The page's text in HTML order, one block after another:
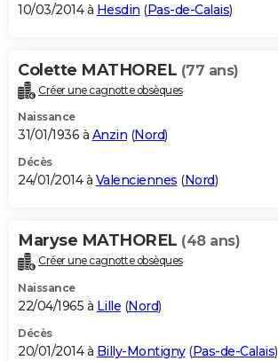
10/03/2014 à Hesdin (Pas-de-Calais)
Colette MATHOREL (77 ans)
Créer une cagnotte obsèques
Naissance
31/01/1936 à Anzin (Nord)
Décès
24/01/2014 à Valenciennes (Nord)
Maryse MATHOREL (48 ans)
Créer une cagnotte obsèques
Naissance
22/04/1965 à Lille (Nord)
Décès
20/01/2014 à Billy-Montigny(Pas-de-Calais)